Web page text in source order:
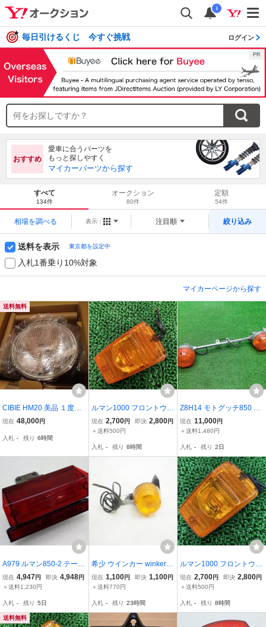
i
毎日引けるくじ 今すぐ挑戦 ログイン
おすすめ
愛車に合うパーツを
もっと探しやすく
マイカーパーツから探す
すべて
134件
オークション
80件
定額
54件
相場を調べる 表示： 注目順 絞り込み
送料を表示 東京都を設定中
入札1番乗り10%対象
マイカーページから探す
送料無料
CIBIE HM20 美品 １度装
着 モト180パイ ブラック
エHM20 モトグッチ V7
現在 48,000円
入札 - 残り 6時間
ルマン1000 フロントウイ
ンカー 片側 41125/4270
9/26007/0041126 社外 中
041126 モトグッチ LeMa
現在 2,700円 即決 2,800円
＋送料500円
入札 - 残り 8時間
Z8H14 モトグッチ850 カ
リフォルニア ウインカー
ベース 当時物 V35 V50 V
BHN
現在 11,000円
＋送料1,480円
入札 - 残り 2日
A979 ルマン850-2 テール
ランプ モトグッチ MOT
O GUZZI Lemans
現在 4,947円 即決 4,948円
＋送料1,230円
入札 - 残り 5日
希少 ウインカー winker
モトグッチ ルマン850 le
mans motoguzzi aprilia it
現在 1,100円 即決 1,100円
＋送料770円
入札 - 残り 23時間
ルマン1000 フロントウイ
ンカー 片側 41125/4270
9/26007/0041126 社外 中
041126 モトグッチ LeMa
ns 修復素材に dG
現在 2,700円 即決 2,800円
＋送料500円
入札 - 残り 8時間
送料無料